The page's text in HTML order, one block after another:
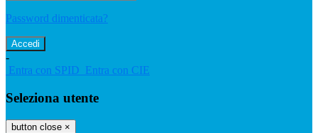
Password dimenticata?
-
Entra con SPID Entra con CIE
Seleziona utente
button close ×